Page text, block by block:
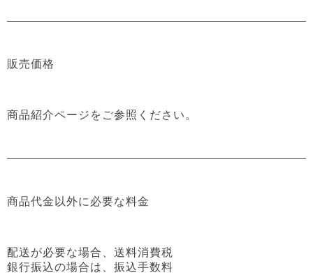
販売価格
商品紹介ページをご参照ください。
商品代金以外に必要な料金
配送が必要な場合、送料消費税
銀行振込の場合は、振込手数料